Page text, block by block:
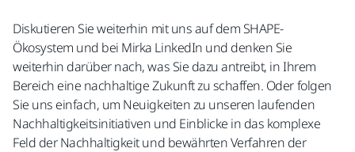
Diskutieren Sie weiterhin mit uns auf dem SHAPE-
Ökosystem und bei Mirka LinkedIn und denken Sie
weiterhin darüber nach, was Sie dazu antreibt, in Ihrem
Bereich eine nachhaltige Zukunft zu schaffen. Oder folgen
Sie uns einfach, um Neuigkeiten zu unseren laufenden
Nachhaltigkeitsinitiativen und Einblicke in das komplexe
Feld der Nachhaltigkeit und bewährten Verfahren der